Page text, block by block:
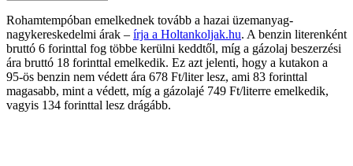
Rohamtempóban emelkednek tovább a hazai üzemanyag-
nagykereskedelmi árak – írja a Holtankoljak.hu. A benzin literenként
bruttó 6 forinttal fog többe kerülni keddtől, míg a gázolaj beszerzési
ára bruttó 18 forinttal emelkedik. Ez azt jelenti, hogy a kutakon a
95-ös benzin nem védett ára 678 Ft/liter lesz, ami 83 forinttal
magasabb, mint a védett, míg a gázolajé 749 Ft/literre emelkedik,
vagyis 134 forinttal lesz drágább.